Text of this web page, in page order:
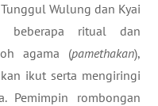
Wulung dan Kyai
beberapa ritual dan
agama (pamethakan),
ikut serta mengiringi
Pemimpin rombongan